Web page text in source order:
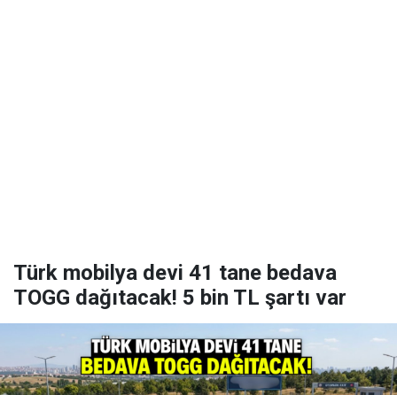
Türk mobilya devi 41 tane bedava
TOGG dağıtacak! 5 bin TL şartı var